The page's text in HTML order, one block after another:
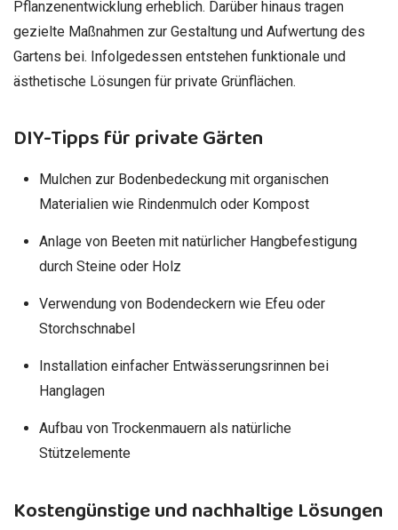
Pflanzenentwicklung erheblich. Darüber hinaus tragen
gezielte Maßnahmen zur Gestaltung und Aufwertung des
Gartens bei. Infolgedessen entstehen funktionale und
ästhetische Lösungen für private Grünflächen.
DIY-Tipps für private Gärten
Mulchen zur Bodenbedeckung mit organischen
Materialien wie Rindenmulch oder Kompost
Anlage von Beeten mit natürlicher Hangbefestigung
durch Steine oder Holz
Verwendung von Bodendeckern wie Efeu oder
Storchschnabel
Installation einfacher Entwässerungsrinnen bei
Hanglagen
Aufbau von Trockenmauern als natürliche
Stützelemente
Kostengünstige und nachhaltige Lösungen